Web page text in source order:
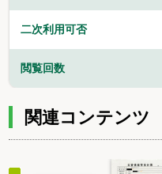
二次利用可否
閲覧回数
関連コンテンツ